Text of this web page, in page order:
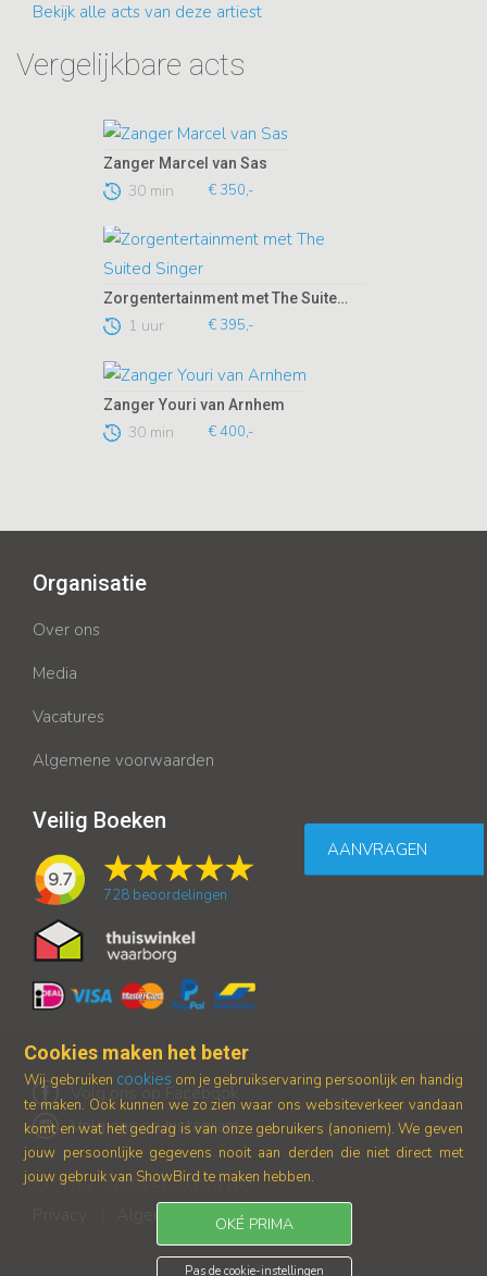
Bekijk alle acts van deze artiest
Vergelijkbare acts
Zanger Marcel van Sas
30 min € 350,-
Zorgentertainment met The Suited Singer
1 uur € 395,-
Zanger Youri van Arnhem
30 min € 400,-
AANVRAGEN
Organisatie
Over ons
Media
Vacatures
Algemene voorwaarden
Veilig Boeken
9.7
728 beoordelingen
© 2017-2026 Showbird B.V.
Algemene voorwaarden
Volg ons op Facebook
Volg ons op Instagram
Cookies maken het beter
Wij gebruiken cookies om je gebruikservaring persoonlijk en handig
te maken. Ook kunnen we zo zien waar ons websiteverkeer vandaan
komt en wat het gedrag is van onze gebruikers (anoniem). We geven
jouw persoonlijke gegevens nooit aan derden die niet direct met
jouw gebruik van ShowBird te maken hebben.
OKÉ PRIMA
Pas de cookie-instellingen